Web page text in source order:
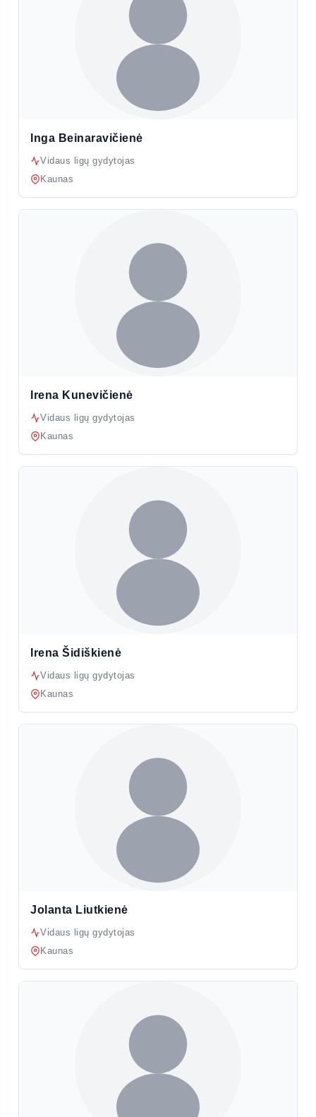
Inga Beinaravičienė
Vidaus ligų gydytojas
Kaunas
Irena Kunevičienė
Vidaus ligų gydytojas
Kaunas
Irena Šidiškienė
Vidaus ligų gydytojas
Kaunas
Jolanta Liutkienė
Vidaus ligų gydytojas
Kaunas